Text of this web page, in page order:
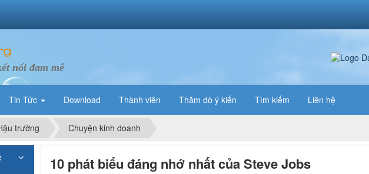
nối đam mê
Tin Tức Download Thành viên Thăm dò ý kiến Tìm kiếm Liên hệ
trường Chuyện kinh doanh
10 phát biểu đáng nhớ nhất của Steve Jobs